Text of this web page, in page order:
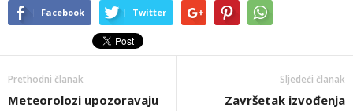
Facebook Twitter
Prethodni članak
Meteorolozi upozoravaju
Sljedeći članak
Završetak izvođenja